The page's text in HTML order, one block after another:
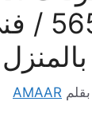
بقلم AMAAR